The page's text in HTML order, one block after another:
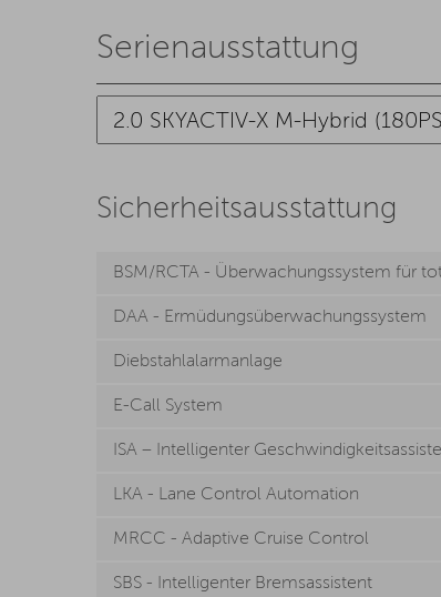
Serienausstattung
Sicherheitsausstattung
BSM/RCTA - Überwachungssystem für
DAA - Ermüdungsüberwachungssystem
Diebstahlalarmanlage
E-Call System
ISA – Intelligenter
LKA - Lane Control Automation
MRCC - Adaptive Cruise Control
SBS - Intelligenter Bremsassistent